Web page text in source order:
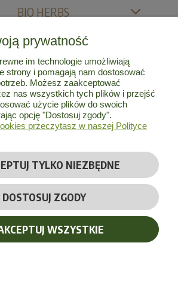
BIO HERBS
MOJE KONTO
INFORMACJE
O NAS
Herbs| Wszelkie prawa zastrzeżone
PEŁNĄ WERSJĘ STRONY
prywatność
im technologie umożliwiają
strony i pomagają nam dostosować
Możesz zaakceptować
nas wszystkich tych plików i przejść
użycie plików do swoich
opcję "Dostosuj zgody".
przeczytasz w naszej Polityce
TYLKO NIEZBĘDNE
DOSTOSUJ ZGODY
WSZYSTKIE